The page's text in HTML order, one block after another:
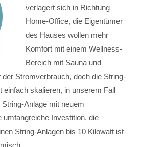
verlagert sich in Richtung
Home-Office, die Eigentümer
des Hauses wollen mehr
Komfort mit einem Wellness-
Bereich mit Sauna und
Stromverbrauch, doch die String-
einfach skalieren, in unserem Fall
Anlage mit neuem
umfangreiche Investition, die
String-Anlagen bis 10 Kilowatt ist